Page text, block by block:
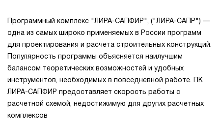
Программный комплекс "ЛИРА-САПФИР", ("ЛИРА-САПР") —
одна из самых широко применяемых в России программ
для проектирования и расчета строительных конструкций.
Популярность программы объясняется наилучшим
балансом теоретических возможностей и удобных
инструментов, необходимых в повседневной работе. ПК
ЛИРА-САПФИР предоставляет скорость работы с
расчетной схемой, недостижимую для других расчетных
комплексов